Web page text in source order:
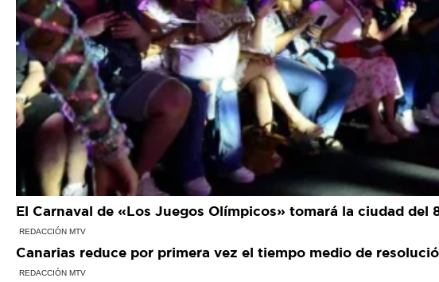
El Carnaval de «Los Juegos Olímpicos» tomará la ciudad del
REDACCIÓN MTV
Canarias reduce por primera vez el tiempo medio de
REDACCIÓN MTV